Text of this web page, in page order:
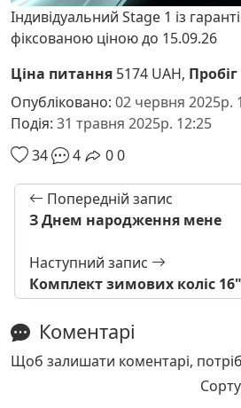
Індивідуальний Stage 1 із
фіксованою ціною до 15.09.26
Ціна питання 5174 UAH, Пробіг
Опубліковано: 02 червня 2025р.
Подія: 31 травня 2025р. 12:25
34
4 00
Попередній запис
З Днем народження мене
Наступний запис
Комплект зимових коліс 16"
Коментарі
Щоб залишати коментарі,